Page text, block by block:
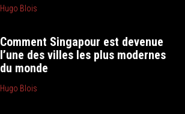
Hugo Blois
Comment Singapour est devenue
l’une des villes les plus modernes
du monde
Hugo Blois